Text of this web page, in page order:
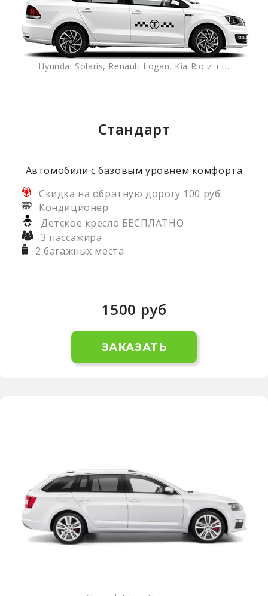
Hyundai Solaris, Renault Logan, Kia Rio и т.п.
Стандарт
Автомобили с базовым уровнем комфорта
Скидка на обратную дорогу 100 руб.
Кондиционер
Детское кресло БЕСПЛАТНО
3 пассажира
2 багажных места
1500 руб
ЗАКАЗАТЬ